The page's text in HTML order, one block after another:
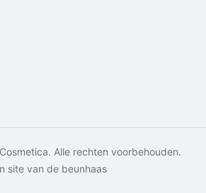
Alle rechten voorbehouden.
site van de beunhaas